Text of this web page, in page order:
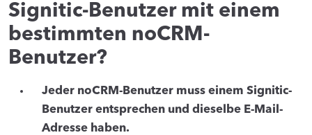
Signitic-Benutzer mit einem
bestimmten noCRM-
Benutzer?
Jeder noCRM-Benutzer muss einem Signitic-
Benutzer entsprechen und dieselbe E-Mail-
Adresse haben.